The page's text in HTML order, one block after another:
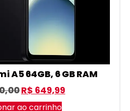
A5 64GB, 6 GB RAM
R$ 649,99
ao carrinho